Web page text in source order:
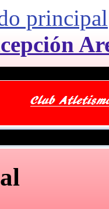
principal